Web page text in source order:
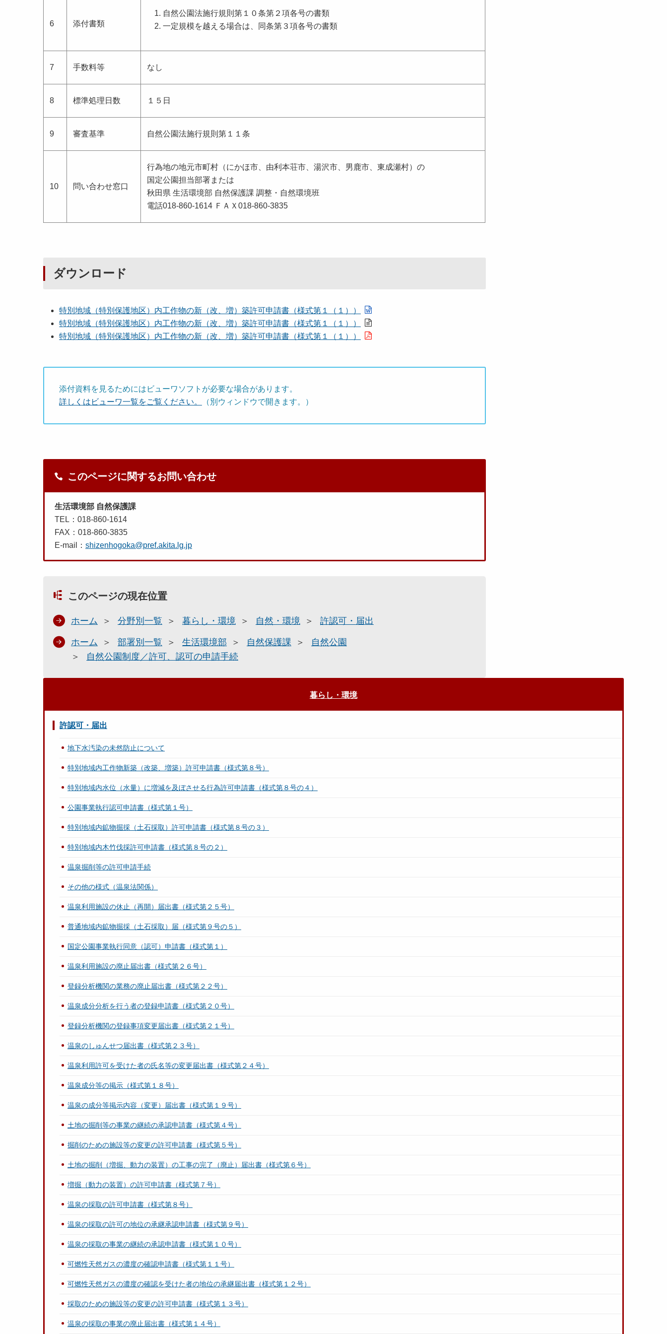
6 添付書類
自然公園法施行規則第１０条第２項各号の書類
一定規模を越える場合は、同条第３項各号の書類
7 手数料等 なし
8 標準処理日数 １５日
9 審査基準 自然公園法施行規則第１１条
10 問い合わせ窓口
行為地の地元市町村（にかほ市、由利本荘市、湯沢市、男鹿市、東成瀬村）の
国定公園担当部署または
秋田県 生活環境部 自然保護課 調整・自然環境班
電話018-860-1614 ＦＡＸ018-860-3835
ダウンロード
特別地域（特別保護地区）内工作物の新（改、増）築許可申請書（様式第１（１））
特別地域（特別保護地区）内工作物の新（改、増）築許可申請書（様式第１（１））
特別地域（特別保護地区）内工作物の新（改、増）築許可申請書（様式第１（１））
添付資料を見るためにはビューワソフトが必要な場合があります。
詳しくはビューワ一覧をご覧ください。
（別ウィンドウで開きます。）
このページに関するお問い合わせ
生活環境部 自然保護課
TEL：018-860-1614
FAX：018-860-3835
E-mail： shizenhogoka@pref.akita.lg.jp
このページの現在位置
ホーム 分野別一覧 暮らし・環境 自然・環境 許認可・届出
ホーム 部署別一覧 生活環境部 自然保護課
自然公園
自然公園制度／許可、認可の申請手続
暮らし・環境
許認可・届出
地下水汚染の未然防止について
特別地域内工作物新築（改築、増築）許可申請書（様式第８号）
特別地域内水位（水量）に増減を及ぼさせる行為許可申請書（様式第８号の４）
公園事業執行認可申請書（様式第１号）
特別地域内鉱物掘採（土石採取）許可申請書（様式第８号の３）
特別地域内木竹伐採許可申請書（様式第８号の２）
温泉掘削等の許可申請手続
その他の様式（温泉法関係）
温泉利用施設の休止（再開）届出書（様式第２５号）
普通地域内鉱物掘採（土石採取）届（様式第９号の５）
国定公園事業執行同意（認可）申請書（様式第１）
温泉利用施設の廃止届出書（様式第２６号）
登録分析機関の業務の廃止届出書（様式第２２号）
温泉成分分析を行う者の登録申請書（様式第２０号）
登録分析機関の登録事項変更届出書（様式第２１号）
温泉のしゅんせつ届出書（様式第２３号）
温泉利用許可を受けた者の氏名等の変更届出書（様式第２４号）
温泉成分等の掲示（様式第１８号）
温泉の成分等掲示内容（変更）届出書（様式第１９号）
土地の掘削等の事業の継続の承認申請書（様式第４号）
掘削のための施設等の変更の許可申請書（様式第５号）
土地の掘削（増掘、動力の装置）の工事の完了（廃止）届出書（様式第６号）
増掘（動力の装置）の許可申請書（様式第７号）
温泉の採取の許可申請書（様式第８号）
温泉の採取の許可の地位の承継承認申請書（様式第９号）
温泉の採取の事業の継続の承認申請書（様式第１０号）
可燃性天然ガスの濃度の確認申請書（様式第１１号）
可燃性天然ガスの濃度の確認を受けた者の地位の承継届出書（様式第１２号）
採取のための施設等の変更の許可申請書（様式第１３号）
温泉の採取の事業の廃止届出書（様式第１４号）